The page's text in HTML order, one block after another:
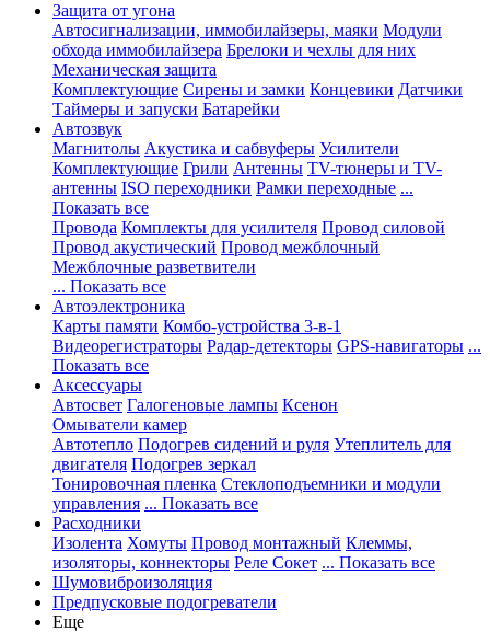
Защита от угона
Автосигнализации, иммобилайзеры, маяки Модули
обхода иммобилайзера Брелоки и чехлы для них
Механическая защита
Комплектующие Сирены и замки Концевики Датчики
Таймеры и запуски Батарейки
Автозвук
Магнитолы Акустика и сабвуферы Усилители
Комплектующие Грили Антенны TV-тюнеры и TV-
антенны ISO переходники Рамки переходные ...
Показать все
Провода Комплекты для усилителя Провод силовой
Провод акустический Провод межблочный
Межблочные разветвители
... Показать все
Автоэлектроника
Карты памяти Комбо-устройства 3-в-1
Видеорегистраторы Радар-детекторы GPS-навигаторы ...
Показать все
Аксессуары
Автосвет Галогеновые лампы Ксенон
Омыватели камер
Автотепло Подогрев сидений и руля Утеплитель для
двигателя Подогрев зеркал
Тонировочная пленка Стеклоподъемники и модули
управления ... Показать все
Расходники
Изолента Хомуты Провод монтажный Клеммы,
изоляторы, коннекторы Реле Сокет ... Показать все
Шумовиброизоляция
Предпусковые подогреватели
Еще